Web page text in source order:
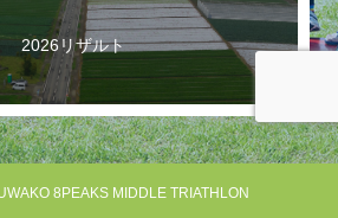
2026リザルト
8PEAKS MIDDLE TRIATHLON